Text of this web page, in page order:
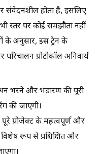
संवेदनशील होता है, इसलिए
स्तर पर कोई समझौता नहीं
के अनुसार, इस ट्रेन के
प्रोटोकॉल अनिवार्य
भरने और भंडारण की पूरी
की जाएगी।
प्रोजेक्ट के महत्वपूर्ण और
रूप से प्रशिक्षित और